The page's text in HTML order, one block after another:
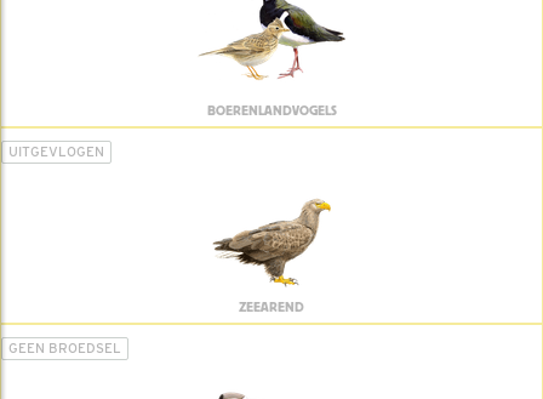
BOERENLANDVOGELS
UITGEVLOGEN
ZEEAREND
GEEN BROEDSEL